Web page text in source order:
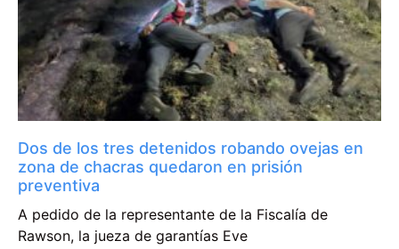
Dos de los tres detenidos robando ovejas en
zona de chacras quedaron en prisión
preventiva
A pedido de la representante de la Fiscalía de
Rawson, la jueza de garantías Eve